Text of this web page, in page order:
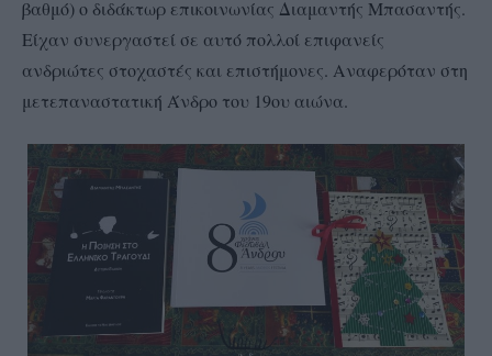
βαθμό) ο διδάκτωρ επικοινωνίας Διαμαντής Μπασαντής.
Είχαν συνεργαστεί σε αυτό πολλοί επιφανείς
ανδριώτες στοχαστές και επιστήμονες. Αναφερόταν στη
μετεπαναστατική Άνδρο του 19ου αιώνα.